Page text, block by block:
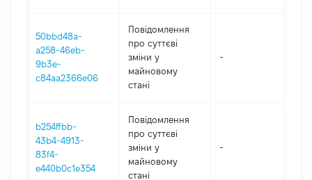
50bbd48a-
a258-46eb-
9b3e-
c84aa2366e06
Повідомлення
про суттєві
зміни y
майновому
стані
-
b254ffbb-
43b4-4913-
83f4-
e440b0c1e354
Повідомлення
про суттєві
зміни y
майновому
стані
-